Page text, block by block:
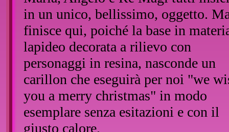
in un unico, bellissimo, oggetto.
finisce qui, poiché la base in
lapideo decorata a rilievo con
personaggi in resina, nasconde un
carillon che eseguirà per noi "we
you a merry christmas" in modo
esemplare senza esitazioni e con il
giusto calore.